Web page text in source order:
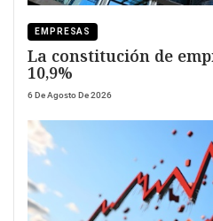
EMPRESAS
La constitución de
10,9%
6 De Agosto De 2026